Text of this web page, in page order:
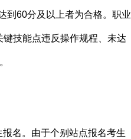
到60分及以上者为合格。职业
技能点违反操作规程、未达
名。由于个别站点报名考生